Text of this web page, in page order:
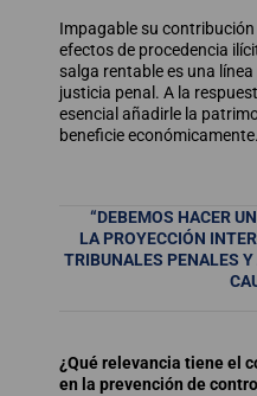
Impagable su
efectos de procedencia
salga rentable es una
justicia penal. A la
esencial añadirle la
beneficie económicamente.
“DEBEMOS HACER
LA PROYECCIÓN
TRIBUNALES PENALES
¿Qué relevancia tiene el
en la prevención de